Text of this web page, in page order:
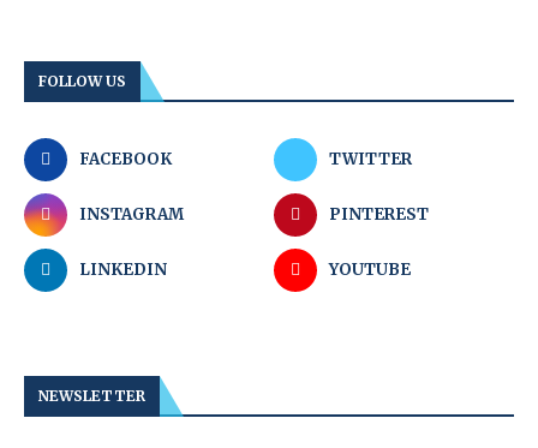
FOLLOW US
FACEBOOK TWITTER
INSTAGRAM PINTEREST
LINKEDIN YOUTUBE
NEWSLETTER